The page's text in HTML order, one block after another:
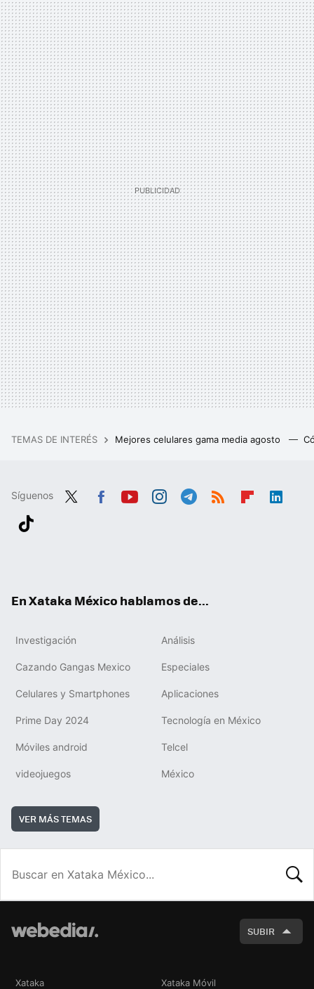
TEMAS DE INTERÉS Mejores celulares gama media agosto
Síguenos
En Xataka México hablamos de...
Investigación Análisis
Cazando Gangas Mexico Especiales
Celulares y Smartphones Aplicaciones
Prime Day 2024 Tecnología en México
Móviles android Telcel
videojuegos México
VER MÁS TEMAS
SUBIR
Xataka Xataka Móvil